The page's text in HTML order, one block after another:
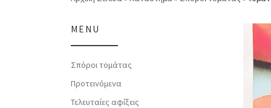
MENU
Σπόροι τομάτας
Προτεινόμενα
Τελευταίες αφίξεις